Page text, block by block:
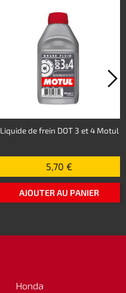
Liquide de frein DOT 3 et 4 Motul
5,70 €
AJOUTER AU PANIER
Honda